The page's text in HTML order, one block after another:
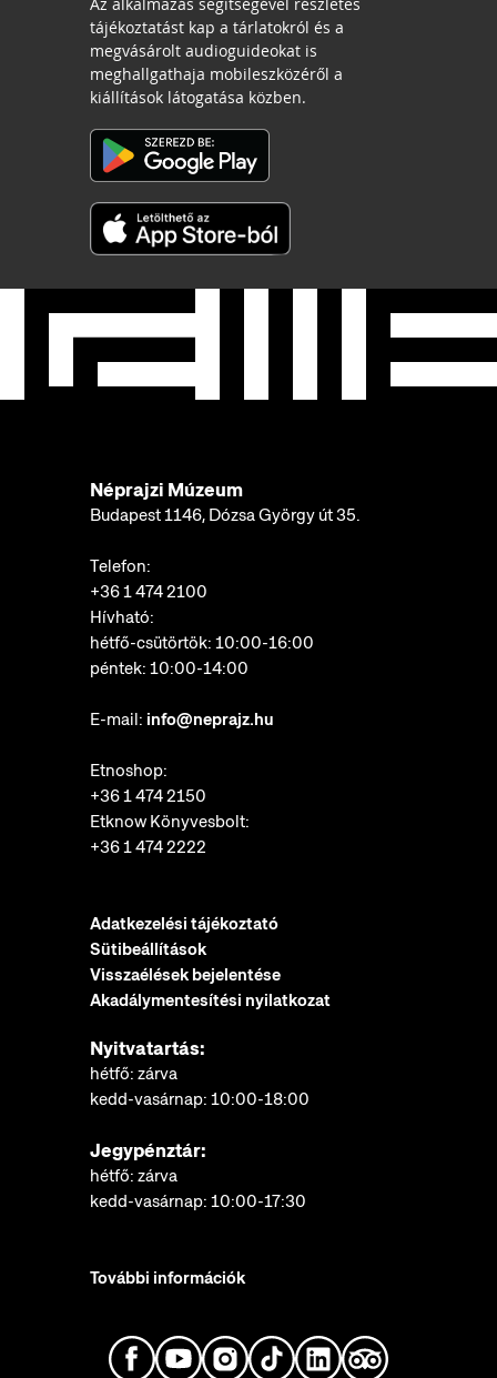
tájékoztatást kap a tárlatokról és a
megvásárolt audioguideokat is
meghallgathaja mobileszközéről a
kiállítások látogatása közben.
Néprajzi Múzeum
Budapest 1146, Dózsa György út 35.
Telefon:
+36 1 474 2100
Hívható:
hétfő-csütörtök: 10:00-16:00
péntek: 10:00-14:00
E-mail: info@neprajz.hu
Etnoshop:
+36 1 474 2150
Etknow Könyvesbolt:
+36 1 474 2222
Adatkezelési tájékoztató
Sütibeállítások
Visszaélések bejelentése
Akadálymentesítési nyilatkozat
Nyitvatartás:
hétfő: zárva
kedd-vasárnap: 10:00-18:00
Jegypénztár:
hétfő: zárva
kedd-vasárnap: 10:00-17:30
További információk